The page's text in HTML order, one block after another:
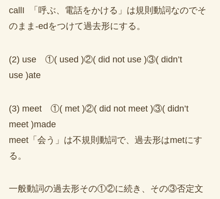
callI 「呼ぶ、電話をかける」は規則動詞なのでそ
のまま-edをつけて過去形にする。
(2) use ①( used )②( did not use )③( didn’t
use )ate
(3) meet ①( met )②( did not meet )③( didn’t
meet )made
meet「会う」は不規則動詞で、過去形はmetにす
る。
一般動詞の過去形その①②に続き、その③否定文